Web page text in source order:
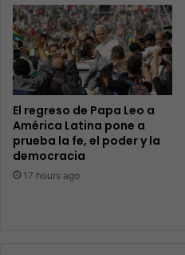
El regreso de Papa Leo a
América Latina pone a
prueba la fe, el poder y la
democracia
17 hours ago